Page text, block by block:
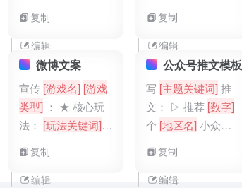
需包含线上推广渠
道（如游戏论坛、
社交媒体广告投
放）、拉新活动
（邀请好友得游戏
礼包）、合作推广
方式（与游戏主播
合作），输出为详
细的拉新计划，包
复制
编辑
赞、评论、分
享）。对比不同时
间段直播的数据差
异，找出最佳直播
时间，给出直播内
容优化方向（如调
整直播节奏、增加
互动环节），输出
为数据报告及优化
复制
编辑
微博文案
宣传 [游戏名] [游戏
类型]： ★ 核心玩
法： [玩法关键词]+
亮点：
[社交/收集系统]
复制
编辑
公众号推文模板
写 [主题关键词]推
文： ▷ 推荐 [数字]
个 [地区名]小众景
明： ✓
（如：
复制
编辑